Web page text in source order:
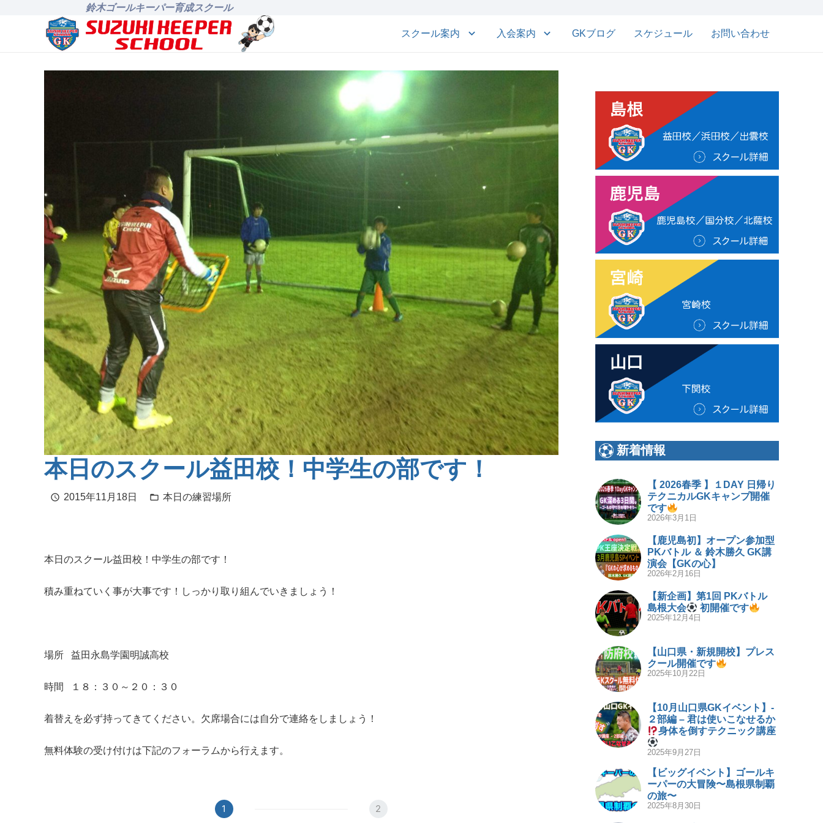
鈴木ゴールキーパー育成スクール
スクール案内 入会案内 GKブログ スケジュール お問い合わせ
本日のスクール益田校！中学生の部です！
schedule 2015年11月18日 folder_open 本日の練習場所
本日のスクール益田校！中学生の部です！
積み重ねていく事が大事です！しっかり取り組んでいきましょう！
場所 益田永島学園明誠高校
時間 １８：３０～２０：３０
着替えを必ず持ってきてください。欠席場合には自分で連絡をしましょう！
無料体験の受け付けは下記のフォーラムから行えます。
1 2
新着情報
【 2026春季 】１DAY 日帰り
テクニカルGKキャンプ開催
です
2026年3月1日
【鹿児島初】オープン参加型
PKバトル ＆ 鈴木勝久 GK講
演会【GKの心】
2026年2月16日
【新企画】第1回 PKバトル
島根大会
初開催です
2025年12月4日
【山口県・新規開校】プレス
クール開催です
2025年10月22日
【10月山口県GKイベント】-
２部編 – 君は使いこなせるか
身体を倒すテクニック講座
2025年9月27日
【ビッグイベント】ゴールキ
ーパーの大冒険〜島根県制覇
の旅〜
2025年8月30日